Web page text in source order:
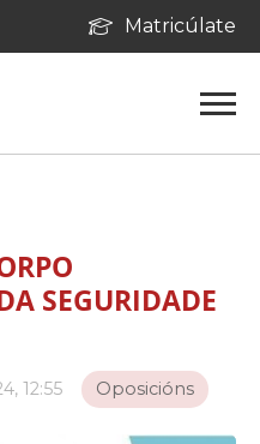
Matricúlate
SEGURIDADE
12:55 Oposicións